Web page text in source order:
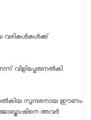
വരികൾകൾക്ക്
വിളിപ്പേരുനൽകി
നൽകിയ സുന്ദരനായ ഈണം
ജോബ്മാഷിനെ അവർ